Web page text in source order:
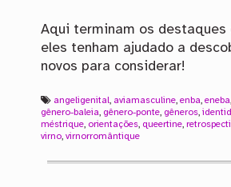
Aqui terminam os destaques
eles tenham ajudado a
novos para considerar!
angeligenital, aviamasculine, enba, eneba
gênero-baleia, gênero-ponte, gêneros,
méstrique, orientações, queertine,
virno, virnorromântique